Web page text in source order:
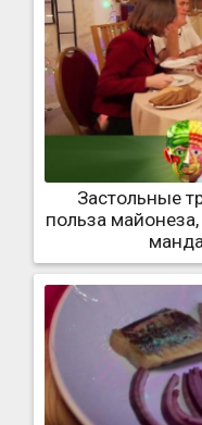
Застольные
польза